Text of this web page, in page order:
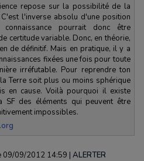
repose sur la possibilité de la
l'inverse absolu d'une position
connaissance pourrait donc être
certitude variable. Donc, en théorie,
de définitif. Mais en pratique, il y a
fixées une fois pour toute
irréfutable. Pour reprendre ton
Terre soit plus ou moins sphérique
en cause. Voilà pourquoi il existe
SF des éléments qui peuvent être
impossibles.
09/09/2012 14:59 | ALERTER